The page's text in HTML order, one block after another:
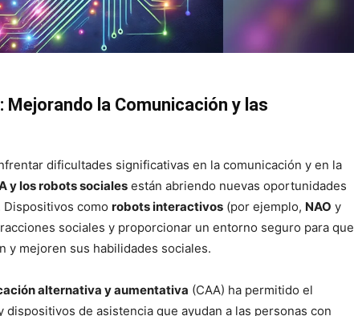
la Comunicación y las
dificultades significativas en la comunicación y en la
y los robots sociales están abriendo nuevas oportunidades
Dispositivos como robots interactivos (por ejemplo, NAO y
sociales y proporcionar un entorno seguro para que
y mejoren sus habilidades sociales.
alternativa y aumentativa (CAA) ha permitido el
de asistencia que ayudan a las personas con